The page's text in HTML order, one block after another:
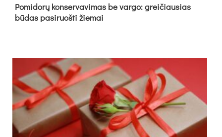
Pomidorų konservavimas be vargo: greičiausias
būdas pasiruošti žiemai